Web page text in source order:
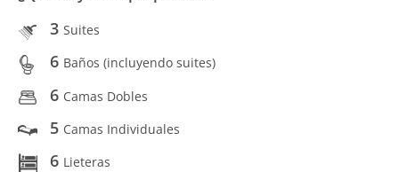
3 Suites
6 Baños (incluyendo suites)
6 Camas Dobles
5 Camas Individuales
6 Lieteras